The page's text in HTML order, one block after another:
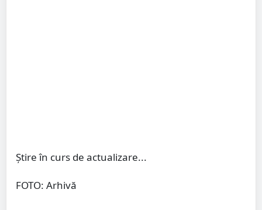
Știre în curs de actualizare...
FOTO: Arhivă